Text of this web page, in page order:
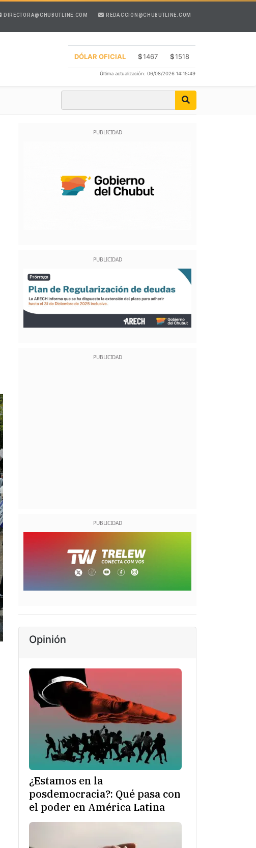
DIRECTORA@CHUBUTLINE.COM REDACCION@CHUBUTLINE.COM
DÓLAR OFICIAL $1467 $1518
Última actualización: 06/08/2026 14:15:49
Opinión
¿Estamos en la
posdemocracia?: Qué pasa con
el poder en América Latina